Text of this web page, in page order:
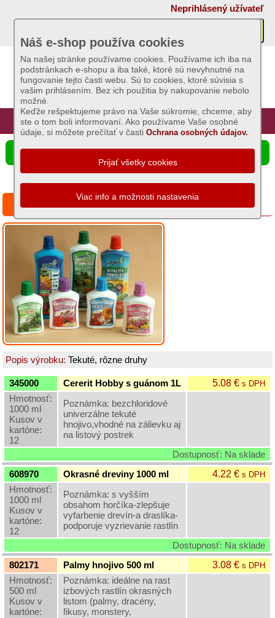
Neprihlásený užívateľ
Úvod Hlavná stránka Prihlásenie Registrácia
Náš e-shop používa cookies
Na našej stránke používame cookies. Používame ich iba na
podstránkach e-shopu a iba také, ktoré sú nevyhnutné na
fungovanie tejto časti webu. Sú to cookies, ktoré súvisia s
vašim prihlásením. Bez ich použitia by nakupovanie nebolo
možné.
Keďže rešpektujeme právo na Vaše súkromie, chceme, aby
ste o tom boli informovaní. Ako používame Vaše osobné
údaje, si môžete prečítať v častiOchrana osobných údajov.
☰ Ponuka produktov
Akcie
Sviečky
Umelé
kvety
Semená
osivá
Chovateľské
potreby
Grilovací
program
Papier
a
hygiena
Dekorácie
Domáce
potreby
Ostatný
rôzny
sortiment
Záhradná
a
dekoračná
keramika
Séria: Hnojivá AGRO
Popis výrobku:Tekuté, rôzne druhy
345000 Cererit Hobby s guánom 1L 5.08 €s DPH
Hmotnosť:
1000 ml
Kusov v
kartóne:
12
Poznámka: bezchloridové
univerzálne tekuté
hnojivo,vhodné na zálievku aj
na listový postrek
Dostupnosť: Na sklade
608970
Okrasné dreviny 1000 ml 4.22 €s DPH
Hmotnosť:
1000 ml
Kusov v
kartóne:
12
Poznámka: s vyšším
obsahom horčíka-zlepšuje
vyfarbenie drevín-a draslíka-
podporuje vyzrievanie rastlín
Dostupnosť: Na sklade
802171
Palmy hnojivo 500 ml 3.08 €s DPH
Hmotnosť:
500 ml
Kusov v
kartóne:
Poznámka: ideálne na rast
izbových rastlín okrasných
listom (palmy, dracény,
fikusy, monstery,